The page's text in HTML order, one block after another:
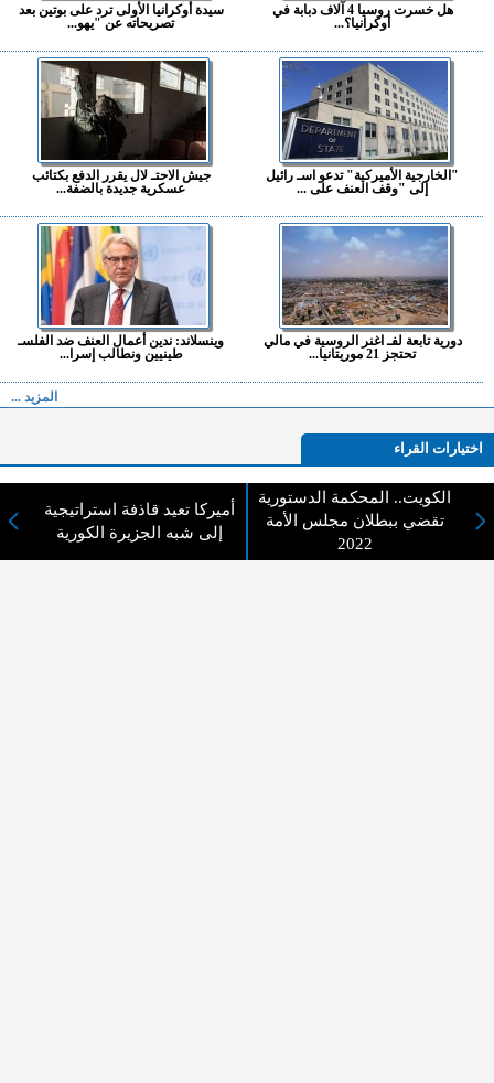
هل خسرت روسيا 4 آلاف دبابة في
أوكرانيا؟...
سيدة أوكرانيا الأولى ترد على بوتين بعد
تصريحاته عن "يهو...
"الخارجية الأميركية" تدعو اسـ رائيل
إلى "وقف العنف على ...
جيش الاحتـ لال يقرر الدفع بكتائب
عسكرية جديدة بالضفة...
دورية تابعة لفـ اغنر الروسية في مالي
تحتجز 21 موريتانيا...
وينسلاند: ندين أعمال العنف ضد الفلسـ
طينيين ونطالب إسرا...
المزيد ...
اختيارات القراء
الكويت.. المحكمة الدستورية
تقضي ببطلان مجلس الأمة
2022
أميركا تعيد قاذفة استراتيجية
إلى شبه الجزيرة الكورية